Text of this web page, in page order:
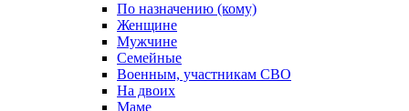
По назначению (кому)
Женщине
Мужчине
Семейные
Военным, участникам СВО
На двоих
Маме